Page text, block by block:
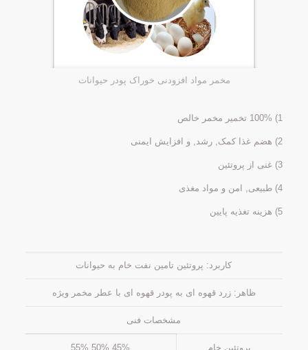
مخمر مواد افزودنی خوراک پودر حیوانات
1) 100% تخمیر مخمر خالص
2) هضم غذا کمک, رشد, و افزایش ایمنی
3) غنی از پروتئین
4) طبیعی, امن و مواد مغذی
5) هزینه تغذیه پایین
کاربرد: پروتئین تامین نفت خام به حیوانات
ظاهر: زرد قهوه ای به پودر قهوه ای با عطر مخمر ویژه
مشخصات فنی
پروتئین خام 45%,50%,55%